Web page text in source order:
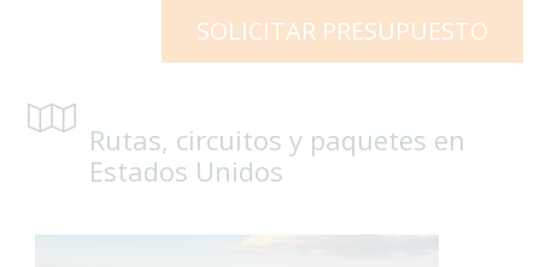
SOLICITAR PRESUPUESTO
Rutas, circuitos y paquetes en
Estados Unidos